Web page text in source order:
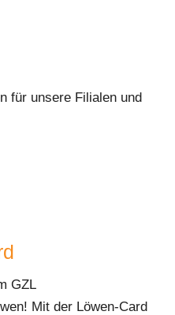
für unsere Filialen und
GZL
Mit der Löwen-Card